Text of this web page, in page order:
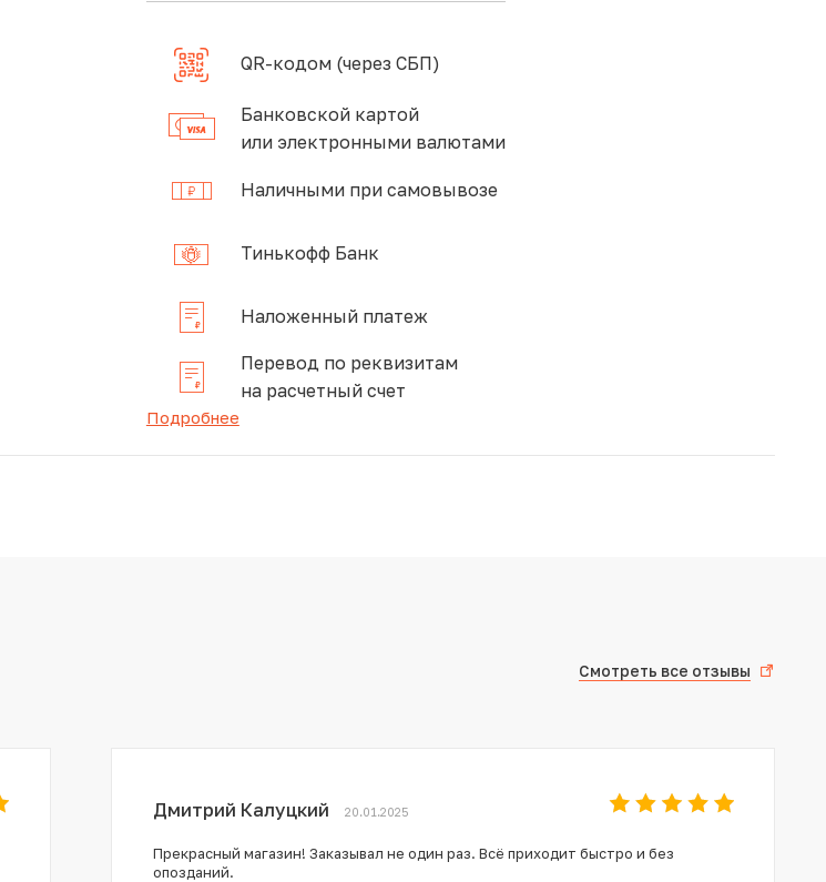
QR-кодом (через СБП)
Банковской картой
или электронными валютами
Наличными при самовывозе
Тинькофф Банк
Наложенный платеж
Перевод по реквизитам
на расчетный счет
Подробнее
Смотреть все отзывы
Дмитрий Калуцкий 20.01.2025
Прекрасный магазин! Заказывал не один раз. Всё приходит быстро и без
опозданий.